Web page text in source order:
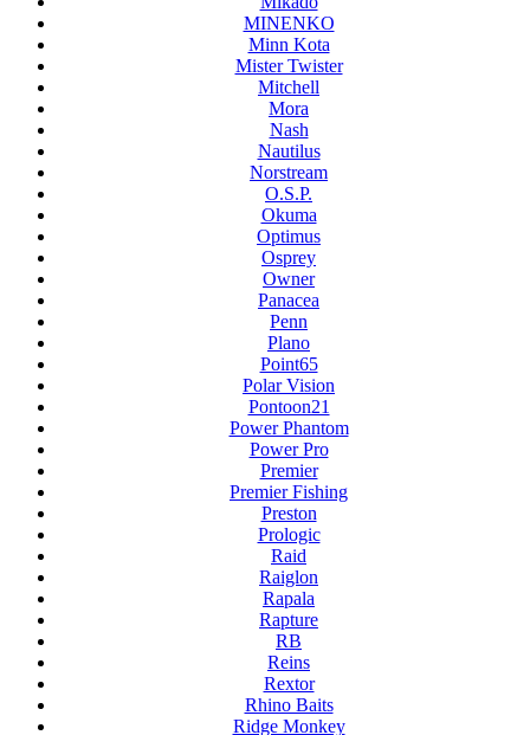
MINENKO
Minn Kota
Mister Twister
Mitchell
Mora
Nash
Nautilus
Norstream
O.S.P.
Okuma
Optimus
Osprey
Owner
Panacea
Penn
Plano
Point65
Polar Vision
Pontoon21
Power Phantom
Power Pro
Premier
Premier Fishing
Preston
Prologic
Raid
Raiglon
Rapala
Rapture
RB
Reins
Rextor
Rhino Baits
Ridge Monkey